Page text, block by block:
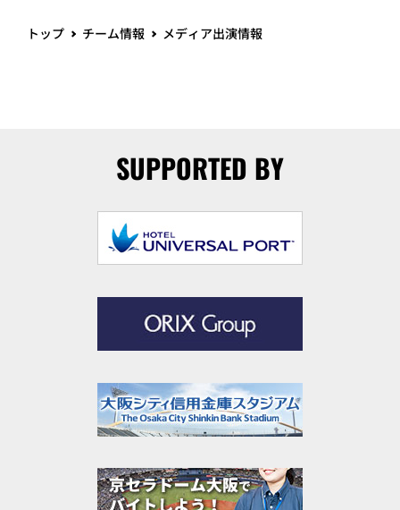
トップ チーム情報 メディア出演情報
SUPPORTED BY